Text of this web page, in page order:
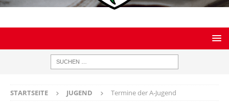
STARTSEITE JUGEND Termine der A-Jugend